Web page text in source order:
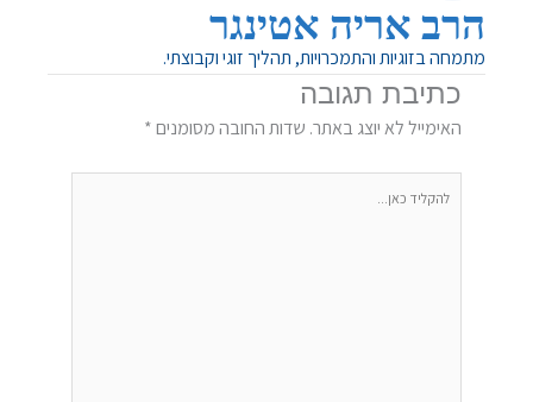
הרב אריה אטינגר
מתמחה בזוגיות והתמכרויות, תהליך זוגי וקבוצתי.
כתיבת תגובה
האימייל לא יוצג באתר. שדות החובה מסומנים*
להקליד